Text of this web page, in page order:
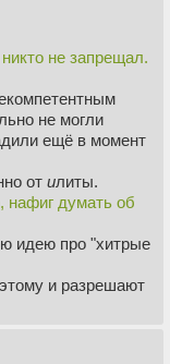
не запрещал.
не могли
ещё в момент
от илиты.
нафиг думать об
идею про "хитрые
и разрешают